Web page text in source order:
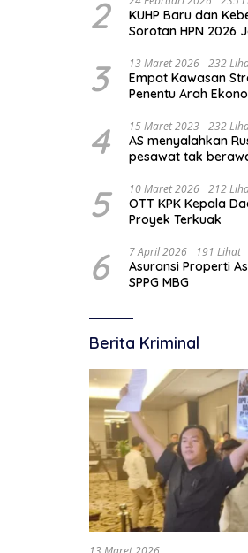
2
KUHP Baru dan
Sorotan HPN 2026
3 13 Maret 2026 232
Empat Kawasan
Penentu Arah
4 15 Maret 2023 232
AS menyalahkan
pesawat tak
5 10 Maret 2026 212
OTT KPK Kepala
Proyek Terkuak
6 7 April 2026 191 Lihat
Asuransi Properti
SPPG MBG
Berita Kriminal